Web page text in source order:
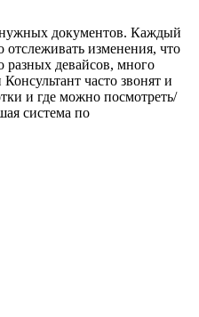
документов. Каждый
изменения, что
разных девайсов, много
часто звонят и
и где можно посмотреть/
система по